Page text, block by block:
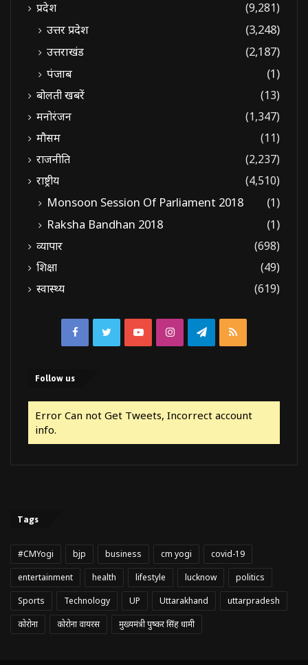
प्रदेश
(9,281)
उत्तर प्रदेश
(3,248)
उत्तराखंड
(2,187)
पंजाब
(1)
बोलती खबरें
(13)
मनोरंजन
(1,347)
मौसम
(11)
राजनीति
(2,237)
राष्ट्रीय
(4,510)
Monsoon Session Of Parliament 2018
(1)
Raksha Bandhan 2018
(1)
व्यापार
(698)
शिक्षा
(49)
स्वास्थ्य
(619)
FacebookTwitterYouTubeInstagramTelegram
RSS
Follow us
Error Can not Get Tweets, Incorrect account
info.
Tags
#CMYogi bjp business cm yogi
covid-19
entertainment
health lifestyle lucknow
politics
Sports
Technology UP Uttarakhand
uttarpradesh
कोरोना
कोरोना वायरस मुख्यमंत्री पुष्कर सिंह धामी